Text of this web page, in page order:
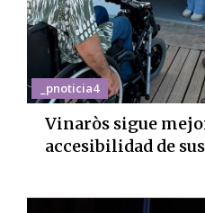
_pnoticia4
Vinaròs sigue
accesibilidad de